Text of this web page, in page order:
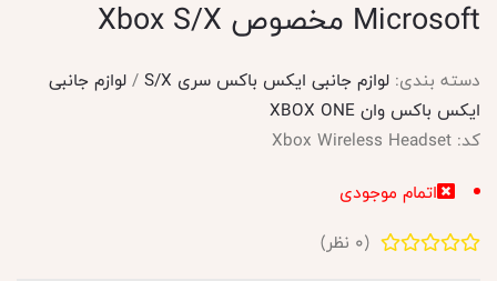
Microsoft مخصوص Xbox S/X
دسته بندی: لوازم جانبی ایکس باکس سری S/X /لوازم جانبی
ایکس باکس وان XBOX ONE
کد: Xbox Wireless Headset
اتمام موجودی
(
0 نظر)